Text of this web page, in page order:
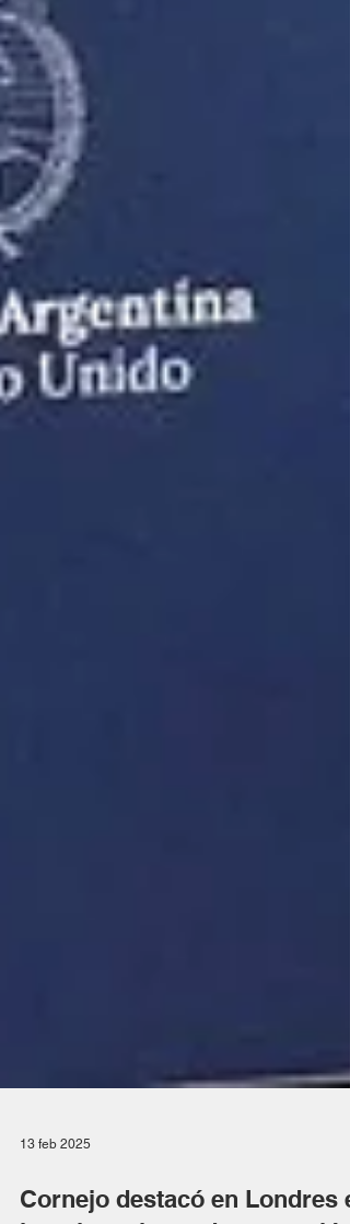
13 feb 2025